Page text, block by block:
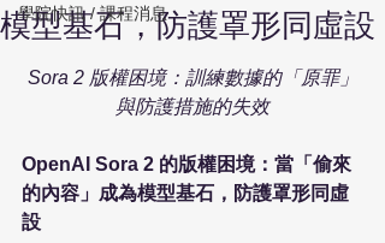
學院快訊 / 課程消息
模型基石，防護罩形同虛設
Sora 2 版權困境：訓練數據的「原罪」
與防護措施的失效
OpenAI Sora 2 的版權困境：當「偷來
的內容」成為模型基石，防護罩形同虛
設